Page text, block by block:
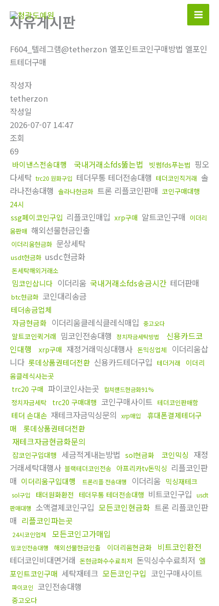
자유게시판
F604_텔레그램@tetherzon 엘포인트코인구매방법 엘포인
트테더구매
작성자
tetherzon
작성일
2026-07-07 14:47
조회
69
바이낸스전송대행 국내거래소fds뚫는법 빗썸fds푸는법 핑오
다세탁 trc20 원화구입 테더무통 테더전송대행 테더코인직거래 솔
라나전송대행 솔라나현금화 트론 리플코인판매 코인구매대행
24시
ssg페이코인구입 리플코인매입 xrp구매 알트코인구매 이더리
움판매 해외선물현금인출
이더리움현금화 문상세탁
usdt현금화 usdc현금화
돈세탁해외거래소
밈코인삽니다 이더리움 국내거래소fds송금시간 테더판매
btc현금화 코인대리송금
테더송금업체
자금현금화 이더리움클레식클레식매입 중고오다
알트코인퀵거래 밈코인전송대행 정치자금세탁방법
신용카드코
인대행
xrp구매 재정거래믹싱대행사 돈믹싱업체
이더리움삽
니다 롯데상품권테더전환 신용카드테더구입 테더거래
이더리
움클레식사는곳
trc20 구매 파이코인사는곳 컬쳐랜드현금화91%
정치자금세탁 trc20 구매대행 코인구매사이트 테더코인판매함
테더 손대손 재테크자금믹싱문의 xrp매입
휴대폰결제테더구
매
롯데상품권테더전환
재테크자금현금화문의
잡코인구입대행 세금적게내는방법 sol현금화 코인믹싱
재정
거래세탁대행사 블랙테더코인전송 아프리카tv돈믹싱 리플코인판
매 이더리움구입대행 트론리플 전송대행 이더리움 믹싱재테크
sol구입 태더원화환전 테더무통 테더전송대행 비트코인구입
usdt
판매대행
소액결제코인구입 모든코인현금화 트론 리플코인판
매 리플코인파는곳
24시코인업체 모든코인고가매입
밈코인전송대행 해외선물현금인출 이더리움현금화
비트코인환전
테더코인비대면거래 돈현금화수수료최저 돈믹싱수수료최저 엘
포인트코인구매 세탁재테크 모든코인구입 코인구매사이트
파이코인 코인전송대행
중고오다